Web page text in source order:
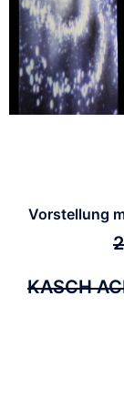
Vorstellung
KASCH